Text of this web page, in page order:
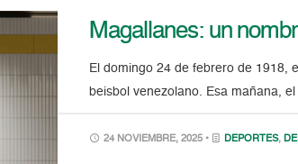
Magallanes: un
El domingo 24 de febrero de 1918,
beisbol venezolano. Esa mañana,
24 NOVIEMBRE, 2025 • DEPORTES,